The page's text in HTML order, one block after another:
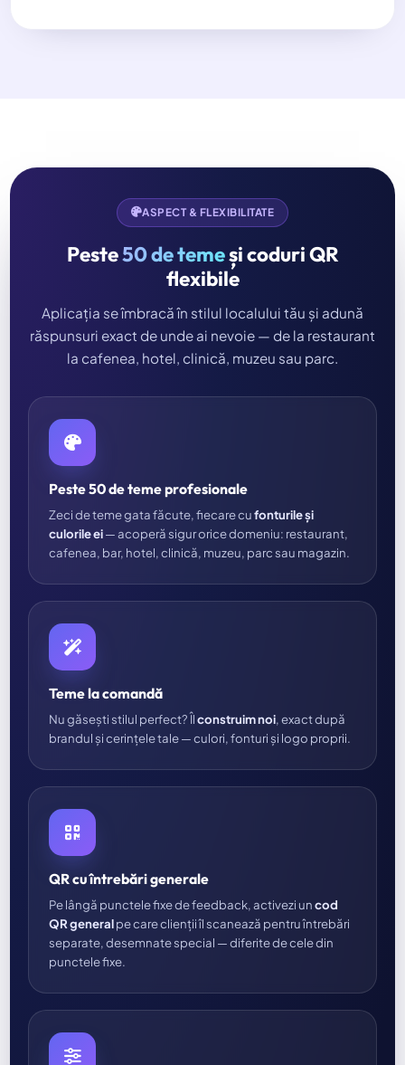
ASPECT & FLEXIBILITATE
Peste50 de temeși coduri QR
flexibile
Aplicația se îmbracă în stilul localului tău și adună
răspunsuri exact de unde ai nevoie — de la restaurant
la cafenea, hotel, clinică, muzeu sau parc.
Peste 50 de teme profesionale
Zeci de teme gata făcute, fiecare cufonturile și
culorile ei— acoperă sigur orice domeniu: restaurant,
cafenea, bar, hotel, clinică, muzeu, parc sau magazin.
Teme la comandă
Nu găsești stilul perfect? Îlconstruim noi, exact după
brandul și cerințele tale — culori, fonturi și logo proprii.
QR cu întrebări generale
Pe lângă punctele fixe de feedback, activezi uncod
QR generalpe care clienții îl scanează pentru întrebări
separate, desemnate special — diferite de cele din
punctele fixe.